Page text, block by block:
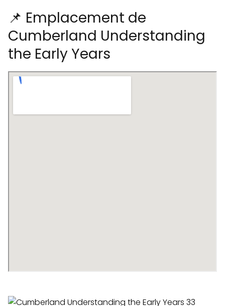
📌 Emplacement de
Cumberland Understanding
the Early Years